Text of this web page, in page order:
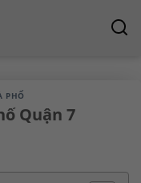
PHỐ
Quận 7